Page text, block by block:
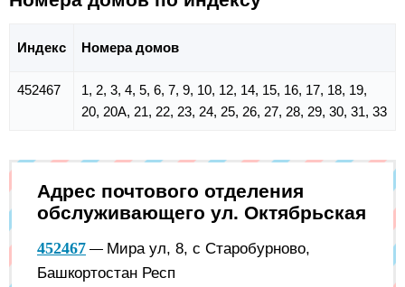
Индекс Номера домов
452467
1, 2, 3, 4, 5, 6, 7, 9, 10, 12, 14, 15, 16, 17, 18, 19,
20, 20А, 21, 22, 23, 24, 25, 26, 27, 28, 29, 30, 31, 33
Адрес почтового отделения
обслуживающего ул. Октябрьская
452467 — Мира ул, 8, с Старобурново,
Башкортостан Респ